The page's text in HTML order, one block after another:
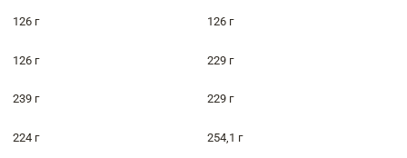
126 г 126 г
126 г 229 г
239 г 229 г
224 г 254,1 г